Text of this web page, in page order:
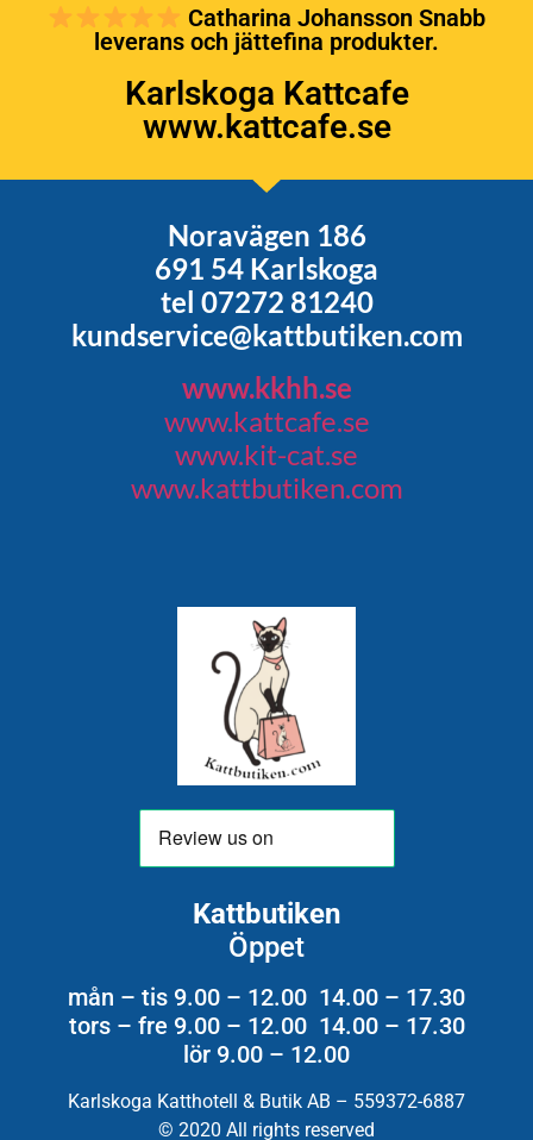
Catharina Johansson Snabb
leverans och jättefina produkter.
Karlskoga Kattcafe
www.kattcafe.se
Noravägen 186
691 54 Karlskoga
tel 07272 81240
kundservice@kattbutiken.com
www.kkhh.se
www.kattcafe.se
www.kit-cat.se
www.kattbutiken.com
Kattbutiken
Öppet
mån – tis 9.00 – 12.00 14.00 – 17.30
tors – fre 9.00 – 12.00 14.00 – 17.30
lör 9.00 – 12.00
Karlskoga Katthotell & Butik AB – 559372-6887
© 2020 All rights reserved